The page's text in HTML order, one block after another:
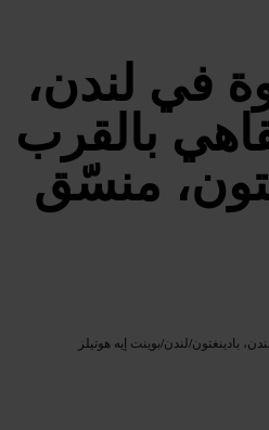
في لندن،
بالقرب
منسّق
بوينت إيه هوتيلز/لندن/بادينغتون